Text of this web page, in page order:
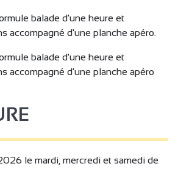
balade d'une heure et
accompagné d'une planche apéro.
balade d'une heure et
accompagné d'une planche apéro
le mardi, mercredi et samedi de